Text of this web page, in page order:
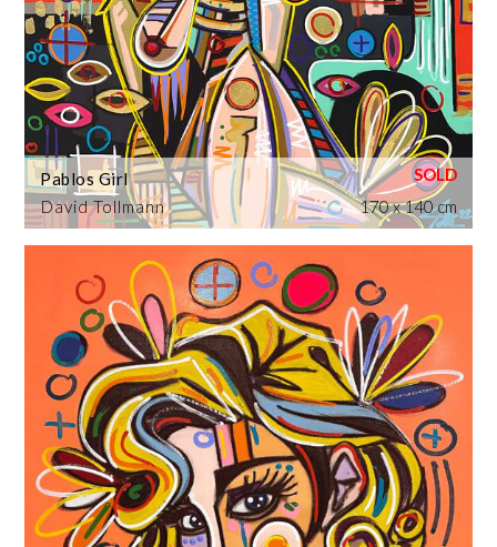
David Tollmann
Pablos Girl
170 x 140 cm